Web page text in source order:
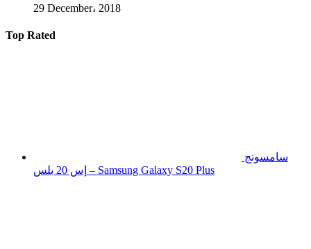
29 December، 2018
Top Rated
سامسونج
إس 20 بلس – Samsung Galaxy S20 Plus